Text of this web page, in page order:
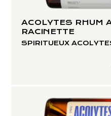
ACOLYTES RHUM
RACINETTE
SPIRITUEUX